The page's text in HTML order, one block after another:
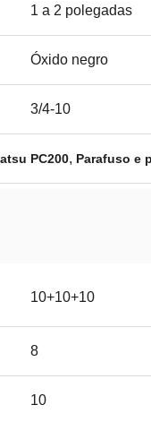
1 a 2 polegadas
Óxido negro
3/4-10
PC200, Parafuso e
10+10+10
8
10